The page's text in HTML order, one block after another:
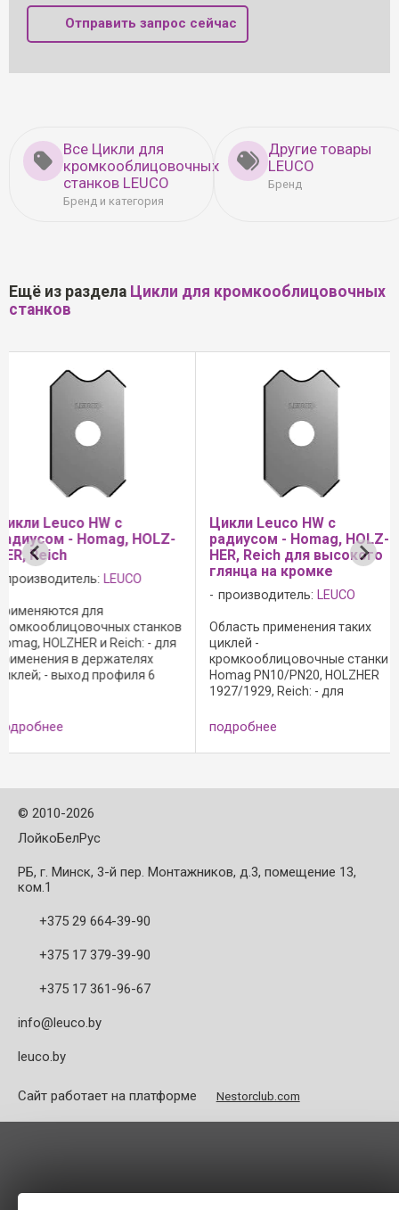
Отправить запрос сейчас
Все Цикли для
кромкооблицовочных
станков LEUCO
Бренд и категория
Другие товары
LEUCO
Бренд
Ещё из раздела Цикли для кромкооблицовочных
станков
Цикли Leuco HW с
радиусом - Homag, HOLZ-
HER, Reich для высокого
глянца на кромке
Область применения таких
циклей -
кромкооблицовочные станки
Homag PN10/PN20, HOLZHER
циклей; - выход профиля 6
фаской против образования
...
подробнее
Цикли Leuco HW с
радиусом - IMA
производитель:LEUCO
Область применения -
IMA: - для применения в
держателях циклей; -
профиля 15 градусов; -
режущий материал: HW; -
Board 05 для древесно-
пластика и твердой ...
подробнее
© 2010-2026
ЛойкоБелРус
РБ, г. Минск, 3-й пер. Монтажников, д.3, помещение 13,
ком.1
+375 29 664-39-90
+375 17 379-39-90
+375 17 361-96-67
info@leuco.by
leuco.by
Сайт работает на платформе Nestorclub.com